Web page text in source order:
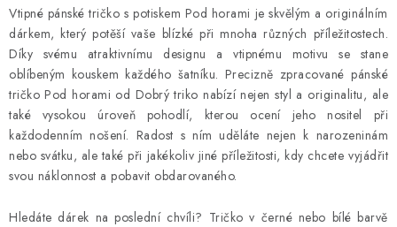
Vtipné pánské tričko s potiskem Pod horami je skvělým a originálním
dárkem, který potěší vaše blízké při mnoha různých příležitostech.
Díky svému atraktivnímu designu a vtipnému motivu se stane
oblíbeným kouskem každého šatníku. Precizně zpracované pánské
tričko Pod horami od Dobrý triko nabízí nejen styl a originalitu, ale
také vysokou úroveň pohodlí, kterou ocení jeho nositel při
každodenním nošení. Radost s ním uděláte nejen k narozeninám
nebo svátku, ale také při jakékoliv jiné příležitosti, kdy chcete vyjádřit
svou náklonnost a pobavit obdarovaného.
Hledáte dárek na poslední chvíli? Tričko v černé nebo bílé barvě